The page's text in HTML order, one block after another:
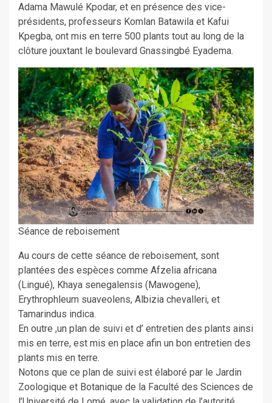
Adama Mawulé Kpodar, et en présence des vice-
présidents, professeurs Komlan Batawila et Kafui
Kpegba, ont mis en terre 500 plants tout au long de la
clôture jouxtant le boulevard Gnassingbé Eyadema.
Séance de reboisement
Au cours de cette séance de reboisement, sont
plantées des espèces comme Afzelia africana
(Lingué), Khaya senegalensis (Mawogene),
Erythrophleum suaveolens, Albizia chevalleri, et
Tamarindus indica.
En outre ,un plan de suivi et d’ entretien des plants ainsi
mis en terre, est mis en place afin un bon entretien des
plants mis en terre.
Notons que ce plan de suivi est élaboré par le Jardin
Zoologique et Botanique de la Faculté des Sciences de